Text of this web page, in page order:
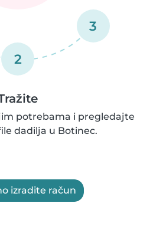
2
3
potrebama i pregledajte
dadilja u Botinec.
izradite račun